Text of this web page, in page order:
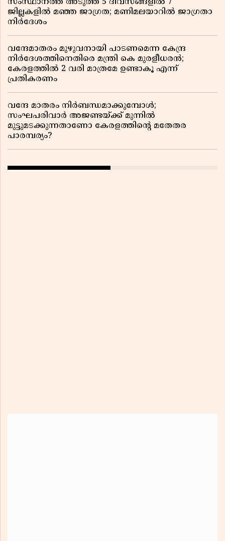
സംസ്ഥാനത്ത് അടുത്ത 5 ദിവസങ്ങളിൽ 7
ജില്ലകളിൽ മഞ്ഞ ജാഗ്രത; മണിമലയാറിൽ ജാഗ്രതാ
നിർദേശം
വന്ദേമാതരം മുഴുവനായി പാടണമെന്ന കേന്ദ്ര
നിർദേശത്തിനെതിരെ മന്ത്രി കെ മുരളീധരൻ;
കേരളത്തിൽ 2 വരി മാത്രമേ ഉണ്ടാകൂ എന്ന്
പ്രതികരണം
വന്ദേ മാതരം നിർബന്ധമാക്കുമ്പോൾ;
സംഘപരിവാർ അജണ്ടയ്ക്ക് മുന്നിൽ
മുട്ടുമടക്കുന്നതാണോ കേരളത്തിന്റെ മതേതര
പാരമ്പര്യം?